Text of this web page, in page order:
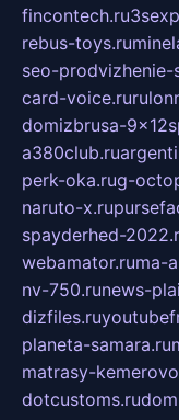
fincontech.ru
rebus-toys.ru
seo-
card-voice.ru
domizbrusa-
a380club.ru
perk-oka.rug-
naruto-x.ru
spayderhed-
webamator.ruma-
nv-750.runews-
dizfiles.ru
planeta-samara.ru
matrasy-
dotcustoms.ru